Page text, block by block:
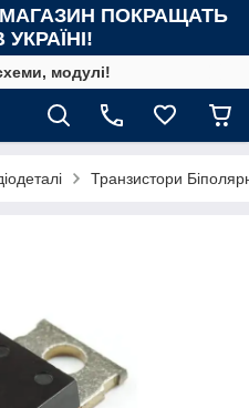
МАГАЗИН ПОКРАЩАТЬ
модулі!
Транзистори